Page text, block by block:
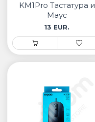
KM1Pro Тастатура и
Маус
13 EUR.